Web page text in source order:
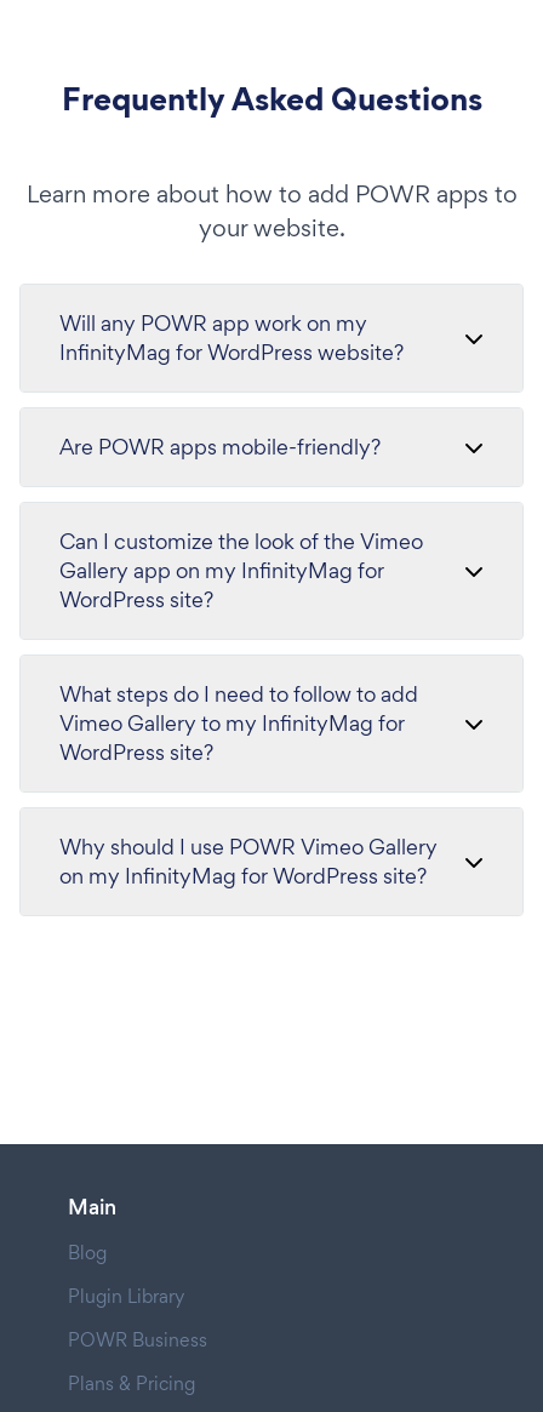
Frequently Asked Questions
Learn more about how to add POWR apps to
your website.
Will any POWR app work on my
InfinityMag for WordPress website?
Are POWR apps mobile-friendly?
Can I customize the look of the Vimeo
Gallery app on my InfinityMag for
WordPress site?
What steps do I need to follow to add
Vimeo Gallery to my InfinityMag for
WordPress site?
Why should I use POWR Vimeo Gallery
on my InfinityMag for WordPress site?
Main
Blog
Plugin Library
POWR Business
Plans & Pricing